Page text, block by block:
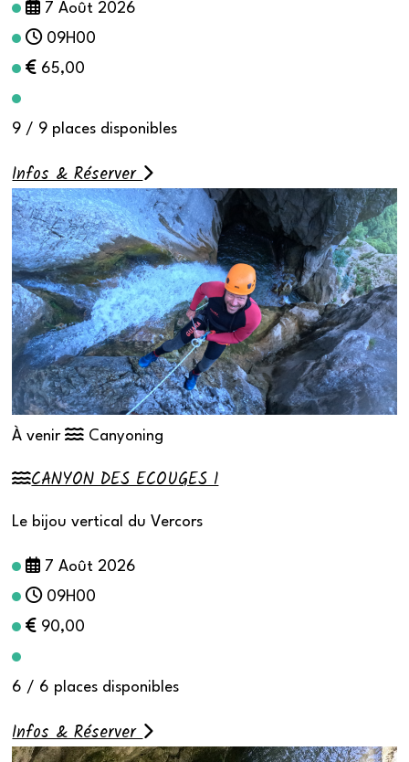
7 Août 2026
09H00
65,00
9 / 9 places disponibles
Infos & Réserver
À venir Canyoning
CANYON DES ECOUGES 1
Le bijou vertical du Vercors
7 Août 2026
09H00
90,00
6 / 6 places disponibles
Infos & Réserver